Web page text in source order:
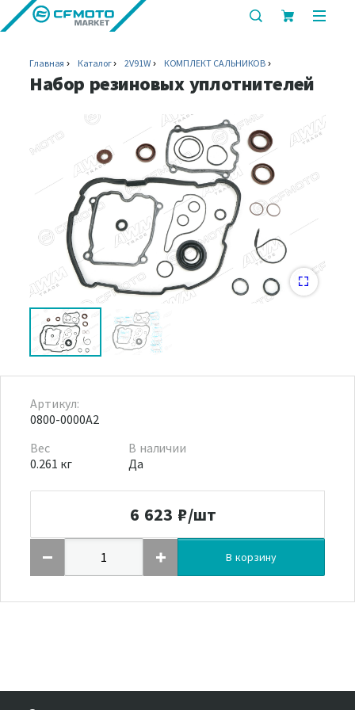
показать
строку
поиска
Главная Каталог 2V91W КОМПЛЕКТ САЛЬНИКОВ
Набор резиновых уплотнителей
Артикул:
0800-0000A2
Вес
0.261 кг
В наличии
Да
6 623 ₽/шт
В корзину